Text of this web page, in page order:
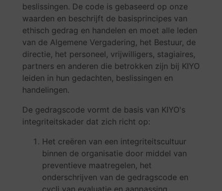
beslissingen. De code is gebaseerd op onze
waarden en beschrijft de basisprincipes van
ethisch gedrag en handelen en moet alle leden
van de Algemene Vergadering, het Bestuur, de
directie, het personeel, vrijwilligers, stagiaires,
partners en anderen die betrokken zijn bij KIYO
leiden in hun gedachten, beslissingen en
handelingen.
De gedragscode vormt de basis van KIYO's
integriteitskader dat zich richt op:
Het creëren van een integriteitscultuur
binnen de organisatie door middel van
preventieve maatregelen, het
onderschrijven van de gedragscode en
cycli van evaluatie en aanpassing